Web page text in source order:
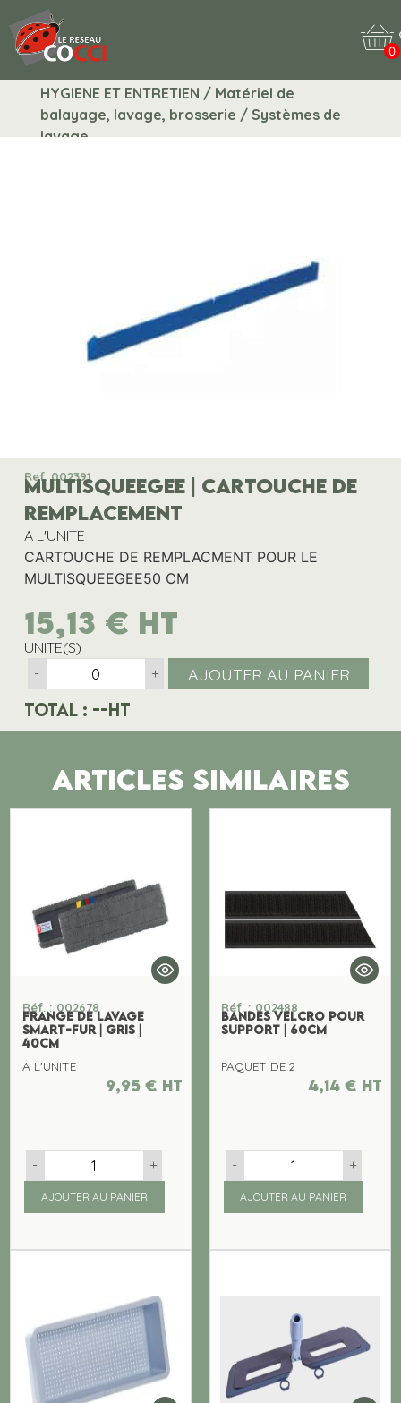
0
HYGIENE ET ENTRETIEN / Matériel de
balayage, lavage, brosserie / Systèmes de
lavage
Ref. 002391
MULTISQUEEGEE | CARTOUCHE DE
REMPLACEMENT
A L'UNITE
CARTOUCHE DE REMPLACMENT POUR LE
MULTISQUEEGEE50 CM
15,13 € HT
UNITE(S)
-
+ AJOUTER AU PANIER
Total : --HT
ARTICLES SIMILAIRES
Réf. : 002678
FRANGE DE LAVAGE
SMART-FUR | GRIS |
40CM
A L'UNITE
9,95 € ht
- +
AJOUTER AU PANIER
Réf. : 002488
BANDES VELCRO POUR
SUPPORT | 60CM
PAQUET DE 2
4,14 € ht
- +
AJOUTER AU PANIER